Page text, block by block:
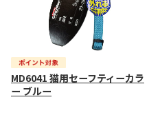
MD6041 猫用セーフティーカラ
ー ブルー